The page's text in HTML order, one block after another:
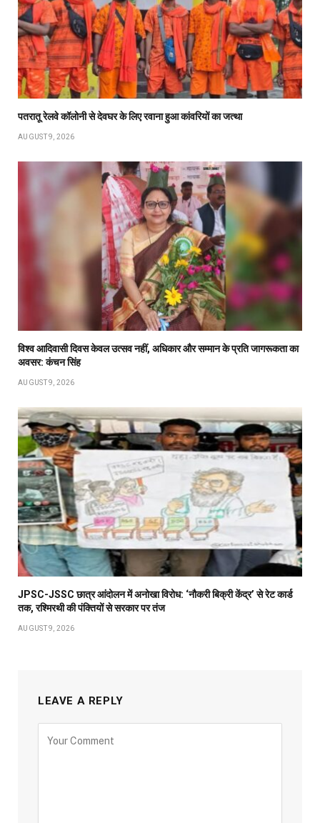
पतरातू रेलवे कॉलोनी से देवघर के लिए रवाना हुआ कांवरियों का जत्था
AUGUST 9, 2026
विश्व आदिवासी दिवस केवल उत्सव नहीं, अधिकार और सम्मान के प्रति जागरूकता का
अवसर: कंचन सिंह
AUGUST 9, 2026
JPSC-JSSC छात्र आंदोलन में अनोखा विरोध: ‘नौकरी बिक्री केंद्र’ से रेट कार्ड
तक, रश्मिरथी की पंक्तियों से सरकार पर तंज
AUGUST 9, 2026
LEAVE A REPLY